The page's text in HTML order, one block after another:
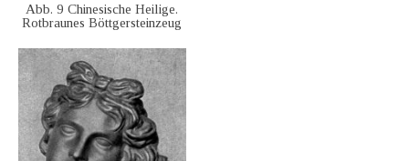
Abb. 9 Chinesische Heilige.
Rotbraunes Böttgersteinzeug